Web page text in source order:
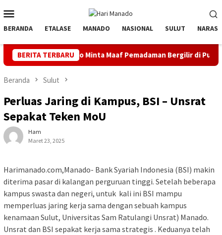
ke
kontenMobile
BERANDA ETALASE MANADO NASIONAL SULUT NARASI
BERITA TERBARU
Manado Minta Maaf Pemadaman Bergilir di Pulau Bunaken,
Beranda Sulut
Perluas Jaring di Kampus, BSI – Unsrat
Sepakat Teken MoU
Ham
Maret 23, 2025
Harimanado.com,Manado- Bank Syariah Indonesia (BSI) makin
diterima pasar di kalangan perguruan tinggi. Setelah beberapa
kampus swasta dan negeri, untuk kali ini BSI mampu
memperluas jaring kerja sama dengan sebuah kampus
kenamaan Sulut, Universitas Sam Ratulangi Unsrat) Manado.
Unsrat dan BSI sepakat kerja sama strategis . Keduanya telah